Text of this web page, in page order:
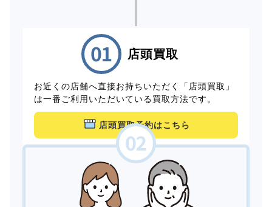
店頭買取
お近くの店舗へ直接お持ちいただく「店頭買取」
は一番ご利用いただいている買取方法です。
店頭買取予約はこちら